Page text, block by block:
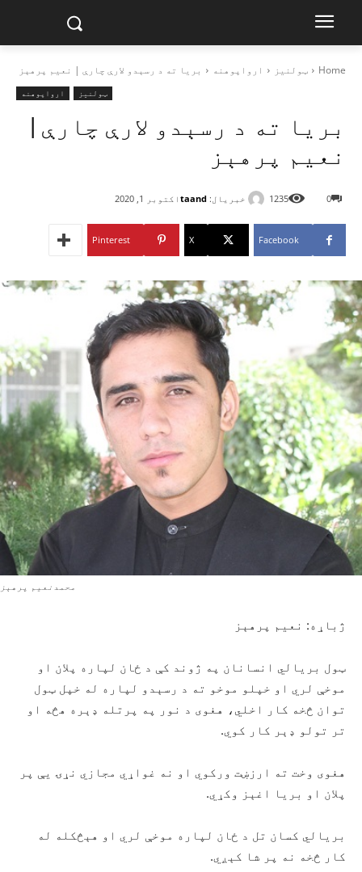
Home ټولنیز ارواپوهنه بریا ته د رسېدو لارې چارې | نعیم پرهېز
ټولنیز ارواپوهنه
بریا ته د رسېدو لارې چارې |
نعیم پرهېز
خبریال: taand اکتوبر 1, 2020 0
1235
Facebook
X
Pinterest
محمدنعیم پرهېز
ژباړه: نعيم پرهېز
ټول بریالي انسانان په ژوند کې د ځان لپاره پلان او
موخې لري او خپلو موخو ته د رسېدو لپاره له خپل ټول
توان څخه کار اخلي، هغوی د نور په پرتله ډېره هڅه او
تر تولو ډېر کار کوي.
هغوی وخت ته ارزښت ورکوي او نه غواړي مجازي نړۍ يې پر
پلان او بریا اغېز وکړي.
بریالي کسان تل د ځان لپاره موخې لري او هېڅکله له
کار څخه نه پر شا کېږي.